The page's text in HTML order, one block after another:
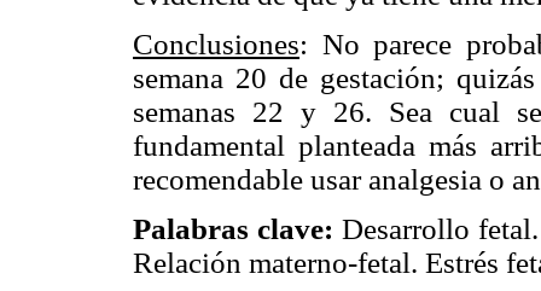
Conclusiones: No parece
semana 20 de gestación;
semanas 22 y 26. Sea cual
fundamental planteada más
recomendable usar analgesia o
Palabras clave: Desarrollo
Relación materno-fetal. Estrés